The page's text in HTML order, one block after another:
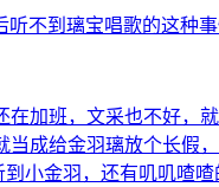
不到璃宝唱歌的这种
班，文采也不好，
成给金羽璃放个长假
小金羽，还有叽叽喳